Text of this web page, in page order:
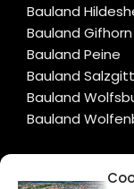
Bauland
Bauland Gifhorn
Bauland Peine
Bauland
Bauland
Bauland
CITYLIFE!